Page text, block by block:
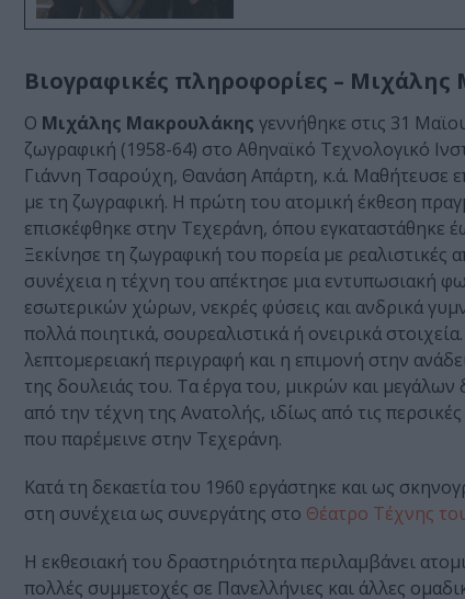
Βιογραφικές πληροφορίες –
Ο Μιχάλης Μακρουλάκης γεννήθηκε στις 31
ζωγραφική (1958-64) στο Αθηναϊκό Τεχνολογικό
Γιάννη Τσαρούχη, Θανάση Απάρτη, κ.ά. Μαθήτευσε
με τη ζωγραφική. Η πρώτη του ατομική έκθεση
επισκέφθηκε στην Τεχεράνη, όπου εγκαταστάθηκε
Ξεκίνησε τη ζωγραφική του πορεία με ρεαλιστικές
συνέχεια η τέχνη του απέκτησε μια εντυπωσιακή
εσωτερικών χώρων, νεκρές φύσεις και ανδρικά
πολλά ποιητικά, σουρεαλιστικά ή ονειρικά
λεπτομερειακή περιγραφή και η επιμονή στην
της δουλειάς του. Τα έργα του, μικρών και
από την τέχνη της Ανατολής, ιδίως από τις
που παρέμεινε στην Τεχεράνη.
Κατά τη δεκαετία του 1960 εργάστηκε και ως
στη συνέχεια ως συνεργάτης στο Θέατρο Τέχνης
Η εκθεσιακή του δραστηριότητα περιλαμβάνει
πολλές συμμετοχές σε Πανελλήνιες και άλλες